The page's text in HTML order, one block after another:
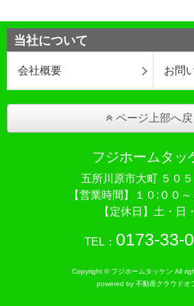
当社について
会社概要 お問
ページ上部へ戻
フジホームタッ
五所川原市大町 ５０５
【営業時間】１０:００
【定休日】土・日
TEL： 0173-33-
Copyright © フジホームタッケン All
powered by 不動産クラウドオ